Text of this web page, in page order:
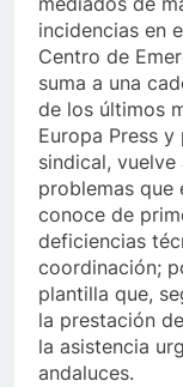
incidencias en
Centro de
suma a una
de los últimos
Europa Press
sindical,
problemas que
conoce de
deficiencias
coordinación;
plantilla que,
la prestación
la asistencia
andaluces.